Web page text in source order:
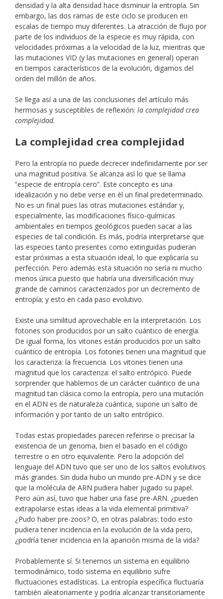
densidad y la alta densidad hace disminuir la entropía. Sin
embargo, las dos ramas de este ciclo se producen en
escalas de tiempo muy diferentes. La atracción de flujo por
parte de los individuos de la especie es muy rápida, con
velocidades próximas a la velocidad de la luz, mientras que
las mutaciones VID (y las mutaciones en general) operan
en tiempos característicos de la evolución, digamos del
orden del millón de años.
Se llega así a una de las conclusiones del artículo más
hermosas y susceptibles de reflexión: la complejidad crea
complejidad.
La complejidad crea complejidad
Pero la entropía no puede decrecer indefinidamente por ser
una magnitud positiva. Se alcanza así lo que se llama
“especie de entropía cero”. Este concepto es una
idealización y no debe verse en él un final predeterminado.
No es un final pues las otras mutaciones estándar y,
especialmente, las modificaciones físico-químicas
ambientales en tiempos geológicos pueden sacar a las
especies de tal condición. Es más, podría interpretarse que
las especies tanto presentes como extinguidas pudieran
estar próximas a esta situación ideal, lo que explicaría su
perfección. Pero además esta situación no sería ni mucho
menos única puesto que habría una diversificación muy
grande de caminos caracterizados por un decremento de
entropía; y esto en cada paso evolutivo.
Existe una similitud aprovechable en la interpretación. Los
fotones son producidos por un salto cuántico de energía.
De igual forma, los vitones están producidos por un salto
cuántico de entropía. Los fotones tienen una magnitud que
los caracteriza: la frecuencia. Los vitones tienen una
magnitud que los caracteriza: el salto entrópico. Puede
sorprender que hablemos de un carácter cuántico de una
magnitud tan clásica como la entropía, pero una mutación
en el ADN es de naturaleza cuántica, supone un salto de
información y por tanto de un salto entrópico.
Todas estas propiedades parecen referirse o precisar la
existencia de un genoma, bien el basado en el código
terrestre o en otro equivalente. Pero la adopción del
lenguaje del ADN tuvo que ser uno de los saltos evolutivos
más grandes. Sin duda hubo un mundo pre-ADN y se dice
que la molécula de ARN pudiera haber jugado su papel.
Pero aún así, tuvo que haber una fase pre-ARN. ¿pueden
extrapolarse estas ideas a la vida elemental primitiva?
¿Pudo haber pre-zoos? O, en otras palabras: todo esto
pudiera tener incidencia en la evolución de la vida pero,
¿podría tener incidencia en la aparición misma de la vida?
Probablemente sí. Si tenemos un sistema en equilibrio
termodinámico, todo sistema en equilibrio sufre
fluctuaciones estadísticas. La entropía específica fluctuaría
también aleatoriamente y podría alcanzar transitoriamente